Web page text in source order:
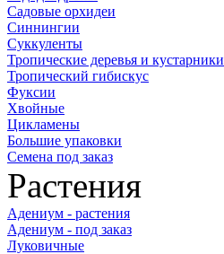
Садовые орхидеи
Синнингии
Суккуленты
Тропические деревья и кустарники
Тропический гибискус
Фуксии
Хвойные
Цикламены
Большие упаковки
Семена под заказ
Растения
Адениум - растения
Адениум - под заказ
Луковичные